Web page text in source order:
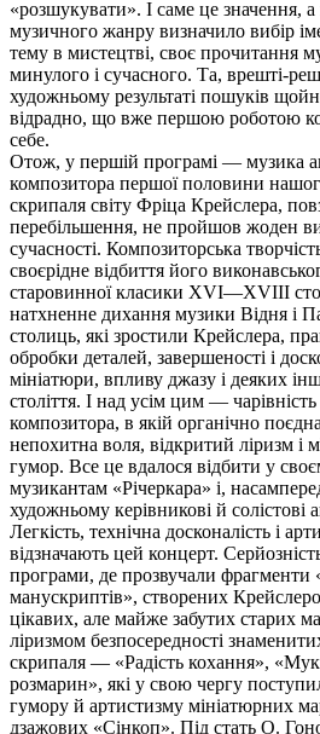
«розшукувати». І саме це значення,
музичного жанру визначило вибір
тему в мистецтві, своє прочитання
минулого і сучасного. Та, врешті-
художньому результаті пошуків
відрадно, що вже першою роботою
себе.
Отож, у першій програмі — музика
композитора першої половини
скрипаля світу Фріца Крейслера,
перебільшення, не пройшов жоден
сучасності. Композиторська
своєрідне відбиття його
старовинної класики XVI—XVIII
натхненне дихання музики Відня і
столиць, які зростили Крейслера,
обробки деталей, завершеності і
мініатюри, впливу джазу і деяких
століття. І над усім цим — чарівність
композитора, в якій органічно
непохитна воля, відкритий ліризм і
гумор. Все це вдалося відбити у
музикантам «Річеркара» і,
художньому керівникові й
Легкість, технічна досконалість і
відзначають цей концерт.
програми, де прозвучали фрагменти
манускриптів», створених
цікавих, але майже забутих старих
ліризмом безпосередності
скрипаля — «Радість кохання»,
розмарин», які у свою чергу
гумору й артистизму мініатюрних
дзажових «Сінкоп». Під стать О.